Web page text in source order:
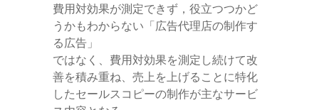
費用対効果が測定できず，役立つつかど
うかもわからない「広告代理店の制作す
る広告」
ではなく、費用対効果を測定し続けて改
善を積み重ね、売上を上げることに特化
したセールスコピーの制作が主なサービ